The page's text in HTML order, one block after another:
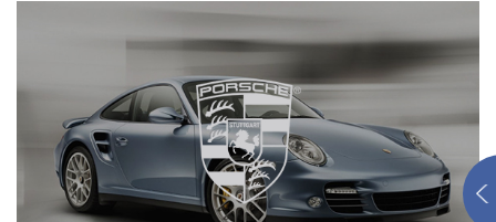
保时捷
品牌官网 APP 汽车行业 定制开发